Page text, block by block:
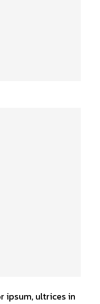
ipsum, ultrices in